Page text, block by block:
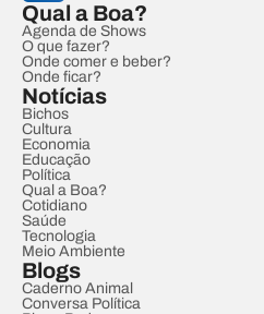
Qual a Boa?
Agenda de Shows
O que fazer?
Onde comer e beber?
Onde ficar?
Notícias
Bichos
Cultura
Economia
Educação
Política
Qual a Boa?
Cotidiano
Saúde
Tecnologia
Meio Ambiente
Blogs
Caderno Animal
Conversa Política